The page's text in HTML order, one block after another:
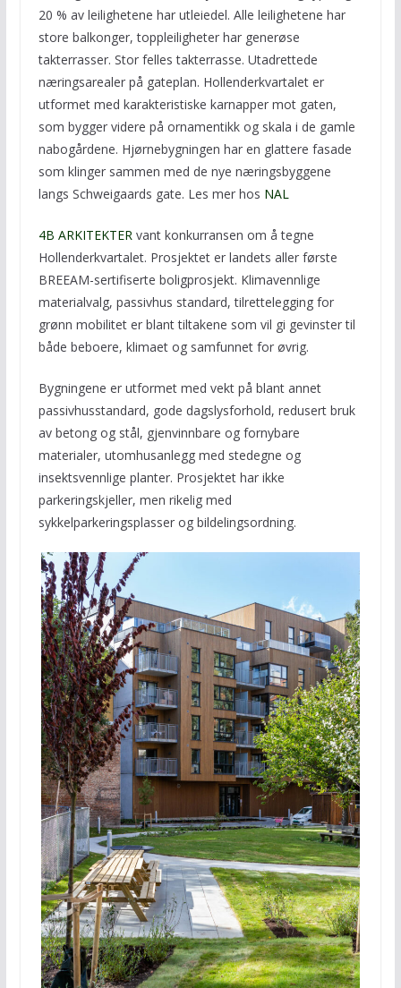
20 % av leilighetene har utleiedel. Alle leilighetene har
store balkonger, toppleiligheter har generøse
takterrasser. Stor felles takterrasse. Utadrettede
næringsarealer på gateplan. Hollenderkvartalet er
utformet med karakteristiske karnapper mot gaten,
som bygger videre på ornamentikk og skala i de gamle
nabogårdene. Hjørnebygningen har en glattere fasade
som klinger sammen med de nye næringsbyggene
langs Schweigaards gate. Les mer hos NAL
4B ARKITEKTERvant konkurransen om å tegne
Hollenderkvartalet. Prosjektet er landets aller første
BREEAM-sertifiserte boligprosjekt. Klimavennlige
materialvalg, passivhus standard, tilrettelegging for
grønn mobilitet er blant tiltakene som vil gi gevinster til
både beboere, klimaet og samfunnet for øvrig.
Bygningene er utformet med vekt på blant annet
passivhusstandard, gode dagslysforhold, redusert bruk
av betong og stål, gjenvinnbare og fornybare
materialer, utomhusanlegg med stedegne og
insektsvennlige planter. Prosjektet har ikke
parkeringskjeller, men rikelig med
sykkelparkeringsplasser og bildelingsordning.